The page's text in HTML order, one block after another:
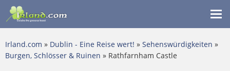
Irland.com » Dublin - Eine Reise wert! » Sehenswürdigkeiten »
Burgen, Schlösser & Ruinen » Rathfarnham Castle